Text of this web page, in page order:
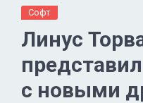
Софт
Линус
с новыми